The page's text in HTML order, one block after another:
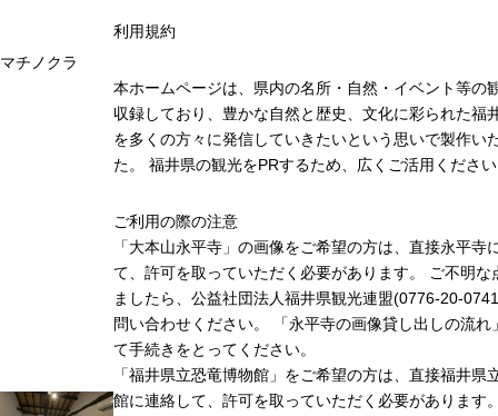
マチノクラ
利用規約
本ホームページは、県内の名所・自然・イベント等の
収録しており、豊かな自然と歴史、文化に彩られた福
を多くの方々に発信していきたいという思いで製作い
た。 福井県の観光をPRするため、広くご活用くださ
ご利用の際の注意
「大本山永平寺」の画像をご希望の方は、直接永平寺
て、許可を取っていただく必要があります。 ご不明な
ましたら、公益社団法人福井県観光連盟(0776-20-
問い合わせください。 「永平寺の画像貸し出しの流れ
て手続きをとってください。
「福井県立恐竜博物館」をご希望の方は、直接福井県
館に連絡して、許可を取っていただく必要があります